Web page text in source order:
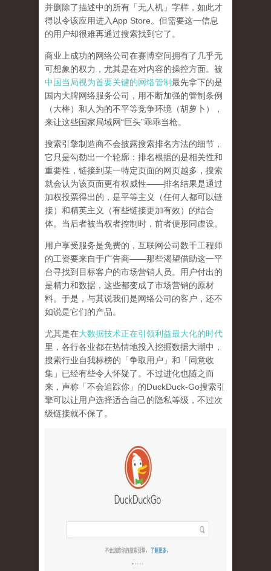
并删除了描述中的所有「无人机」字样，如此才
得以令该应用进入App Store。但需要这一信息
的用户却很难再通过搜索找到它了。
商业上成功的网络公司在赛博空间拥有了几乎无
可想象的权力，尤其是在对内容的操控方面。被
中国当局视为首要关键的网络管制最先拿下的是
国内大牌网络服务公司 ，用不断加强的管制条例
（大棒）和人为的不平等竞争环境（胡萝卜），
来让这些国家局域网“巨头”乖乖当枪。
搜索引擎制造商不会披露搜索排名方法的细节，
它只是勾勒出一个轮廓：排名根据的是相关性和
重要性，链接到某一特定页面的网页越多，搜索
就会认为该页面更有权威性——排名结果是通过
加权投票得出的，是平等主义（任何人都可以链
接）和精英主义（有些链接更加有效）的结合
体。 当后者被当权者控制时，前者便形同虚设。
用户享受服务是免费的，互联网公司数千工程师
的工资要来自于广告商——那些渴望借助这一平
台寻找到目标客户的市场营销人员。用户付出的
是精力和数据，这些都变成了市场营销的原材
料。于是， 与其说我们是网络公司的客户，还不
如说是它们的产品。
尤其是在大数据技术正在引领利益最大化的时代
里，各行各业都在热情地投入挖掘数据大潮中，
搜索行业自我标榜的「争取用户」和「同意收
集」已经有些令人怀疑了。不过进化也随之而
来，声称「不会追踪你」的DuckDuck-Go搜索引
擎可以让用户选择适合自己的隐私等级，不过次
级链接就不保了。